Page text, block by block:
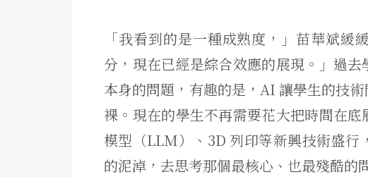
「我看到的是一種成熟度，」苗華斌
分，現在已經是綜合效應的展現。」過
本身的問題，有趣的是，AI 讓學生的技
裸。現在的學生不再需要花大把時間在
模型（LLM）、3D 列印等新興技術盛行
的泥淖，去思考那個最核心、也最殘酷的